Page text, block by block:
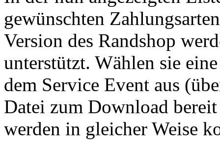
gewünschten
Version des Randshop
unterstützt. Wählen sie
dem Service Event aus
Datei zum Download
werden in gleicher Weise